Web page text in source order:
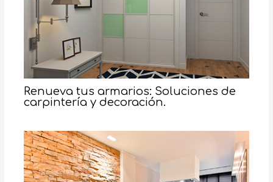
Renueva tus armarios: Soluciones de
carpintería y decoración.